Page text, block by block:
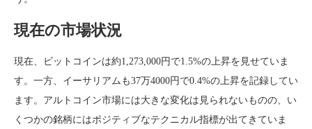
現在の市場状況
現在、ビットコインは約1,273,000円で1.5%の上昇を見せていま
す。一方、イーサリアムも37万4000円で0.4%の上昇を記録してい
ます。アルトコイン市場には大きな変化は見られないものの、い
くつかの銘柄にはポジティブなテクニカル指標が出てきていま